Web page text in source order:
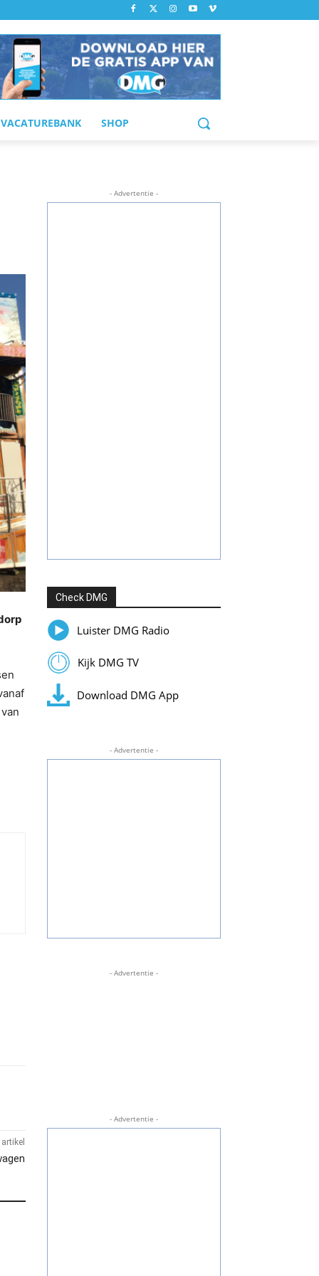
VACATUREBANK SHOP
- Advertentie -
Check DMG
Luister DMG Radio
Kijk DMG TV
Download DMG App
- Advertentie -
- Advertentie -
- Advertentie -